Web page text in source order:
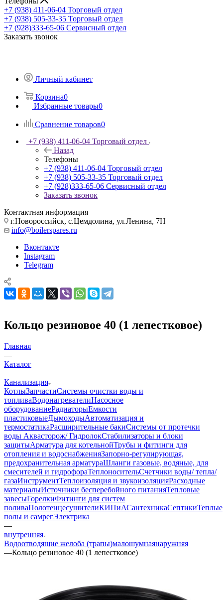
+7 (938) 411-06-04 Торговый отдел
+7 (938) 505-33-35 Торговый отдел
+7 (928)333-65-06 Сервисный отдел
Заказать звонок
Личный кабинет
Корзина0
Избранные товары0
Сравнение товаров0
+7 (938) 411-06-04 Торговый отдел
Назад
Телефоны
+7 (938) 411-06-04 Торговый отдел
+7 (938) 505-33-35 Торговый отдел
+7 (928)333-65-06 Сервисный отдел
Заказать звонок
Контактная информация
г.Новороссийск, с.Цемдолина, ул.Ленина, 7Н
info@boilerspares.ru
Вконтакте
Instagram
Telegram
Кольцо резиновое 40 (1 лепестковое)
Главная
—
Каталог
—
Канализация
КотлыЗапчастиСистемы очистки воды и
топливаВодонагревателиНасосное
оборудованиеРадиаторыЕмкости
пластиковыеДымоходыАвтоматизация и
термостатикаРасширительные бакиСистемы от протечки
воды Аквасторож/ ГидролокСтабилизаторы и блоки
защитыАрматура для котельнойТрубы и фитинги для
отопления и водоснабженияЗапорно-регулирующая,
предохранительная арматураШланги газовые, водяные, для
смесителей и гидрофораТеплоносительСчетчики воды/ тепла/
газаИнструментТеплоизоляция и звукоизоляцияРасходные
материалыИсточники бесперебойного питанияТепловые
завесыГорелкиФитинги для систем
поливаПолотенцесушителиКИПиАСантехникаСептикиТеплые
полы и самрегЭлектрика
—
внутренняя
Водоотводящие желоба (трапы)малошумнаянаружняя
—Кольцо резиновое 40 (1 лепестковое)